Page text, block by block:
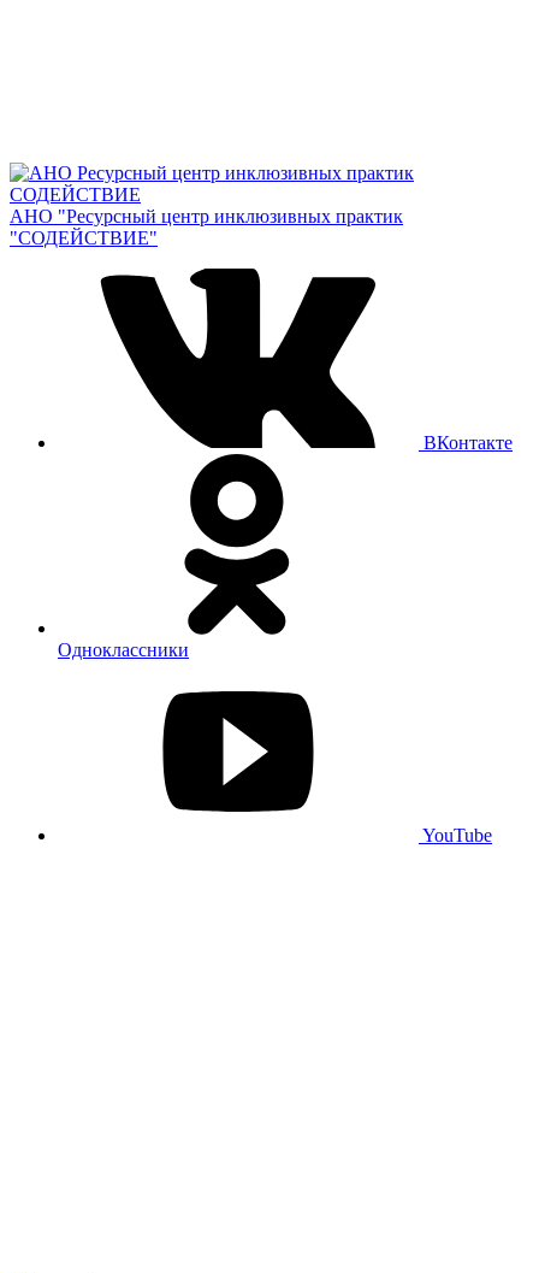
АНО "Ресурсный центр инклюзивных практик
"СОДЕЙСТВИЕ"
ВКонтакте
Одноклассники
YouTube